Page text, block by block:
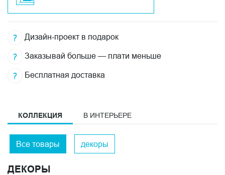
Дизайн-проект в подарок
Заказывай больше — плати меньше
Бесплатная доставка
КОЛЛЕКЦИЯ В ИНТЕРЬЕРЕ
Все товары декоры
ДЕКОРЫ